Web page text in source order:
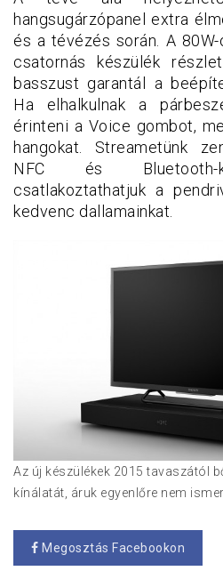
hangsugárzópanel extra
és a tévézés során. A
csatornás készülék
basszust garantál a
Ha elhalkulnak a
érinteni a Voice gombot,
hangokat. Streametünk
NFC és Bluetooth-
csatlakoztathatjuk a
kedvenc dallamainkat.
Az új készülékek 2015 tavaszától
kínálatát, áruk egyenlőre nem
Megosztás Facebookon